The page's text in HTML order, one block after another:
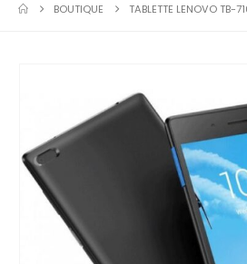
BOUTIQUE TABLETTE LENOVO TB-